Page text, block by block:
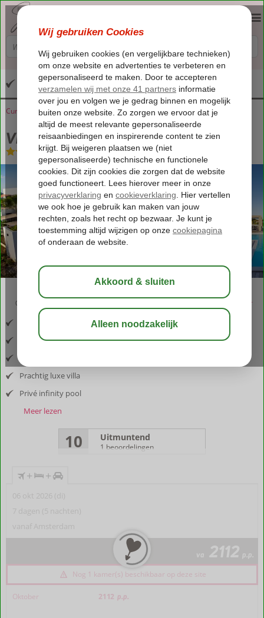
Altijd inclusief huurauto
Home
Curaçao Jan Thiel Baai Villa Pasha
Villa Pasha
Logies-Villa
09:00 bewaar
Inclusief vlucht en huurauto
Centraal gelegen op Curaçao
Prachtig luxe villa
Privé infinity pool
Meer lezen
10 Uitmuntend
1 beoordelingen
+ +
06 okt 2026 (di)
7 dagen (5 nachten)
vanaf Amsterdam
va 2112 p.p.
Nog 1 kamer(s) beschikbaar op deze site
Oktober 2112 p.p.